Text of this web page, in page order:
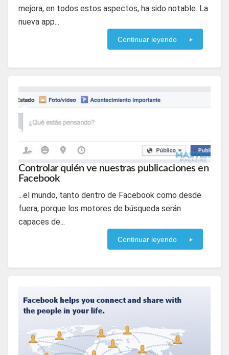
mejora, en todos estos aspectos, ha sido notable. La
nueva app...
Continuar leyendo
Controlar quién ve nuestras publicaciones en
Facebook
...el mundo, tanto dentro de Facebook como desde
fuera, porque los motores de búsqueda serán
capaces de...
Continuar leyendo